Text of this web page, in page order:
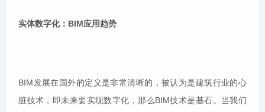
实体数字化：BIM应用趋势
BIM发展在国外的定义是非常清晰的，被认为是建筑行业的心
脏技术，即未来要实现数字化，那么BIM技术是基石。当我们